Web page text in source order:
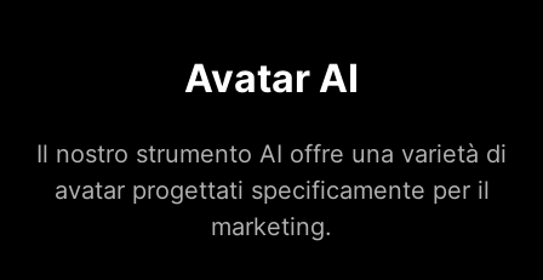
Avatar AI
Il nostro strumento AI offre una varietà di
avatar progettati specificamente per il
marketing.